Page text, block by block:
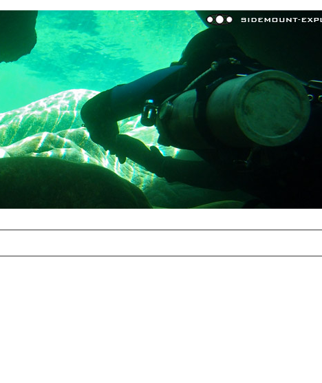
neues Forensystem umgezogen
erreichbar.
aufgrund deralten Galerie
und